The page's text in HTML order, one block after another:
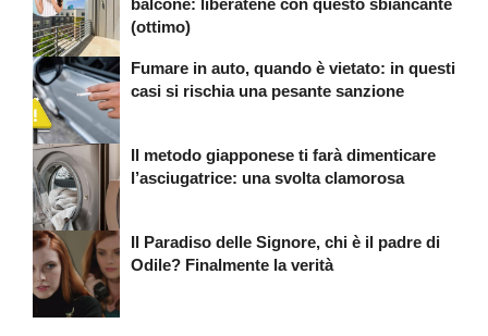
(ottimo)
Fumare in auto, quando è vietato: in questi
casi si rischia una pesante sanzione
Il metodo giapponese ti farà dimenticare
l’asciugatrice: una svolta clamorosa
Il Paradiso delle Signore, chi è il padre di
Odile? Finalmente la verità